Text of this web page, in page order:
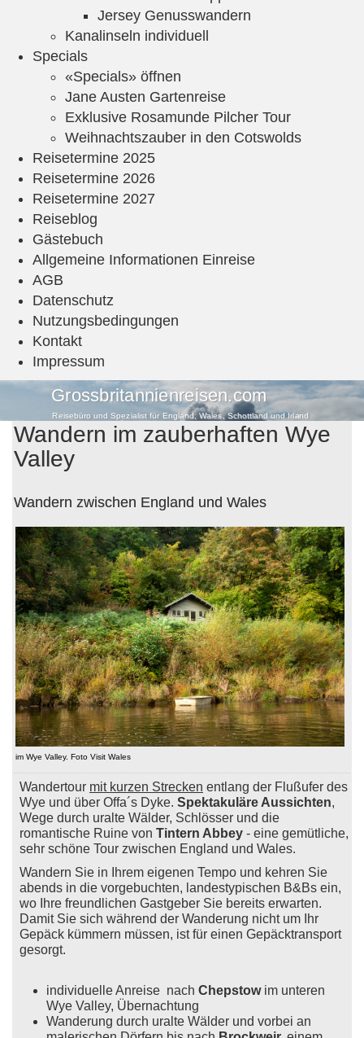
Jersey Genusswandern
Kanalinseln individuell
Specials
«Specials» öffnen
Jane Austen Gartenreise
Exklusive Rosamunde Pilcher Tour
Weihnachtszauber in den Cotswolds
Reisetermine 2025
Reisetermine 2026
Reisetermine 2027
Reiseblog
Gästebuch
Allgemeine Informationen Einreise
AGB
Datenschutz
Nutzungsbedingungen
Kontakt
Impressum
Grossbritannienreisen.com
Reisebüro und Spezialist für England, Wales, Schottland und Irland
Wandern im zauberhaften Wye
Valley
Wandern zwischen England und Wales
im Wye Valley. Foto Visit Wales
Wandertour mit kurzen Strecken entlang der Flußufer des
Wye und über Offa´s Dyke. Spektakuläre Aussichten,
Wege durch uralte Wälder, Schlösser und die
romantische Ruine von Tintern Abbey - eine gemütliche,
sehr schöne Tour zwischen England und Wales.
Wandern Sie in Ihrem eigenen Tempo und kehren Sie
abends in die vorgebuchten, landestypischen B&Bs ein,
wo Ihre freundlichen Gastgeber Sie bereits erwarten.
Damit Sie sich während der Wanderung nicht um Ihr
Gepäck kümmern müssen, ist für einen Gepäcktransport
gesorgt.
individuelle Anreise nach Chepstow im unteren
Wye Valley, Übernachtung
Wanderung durch uralte Wälder und vorbei an